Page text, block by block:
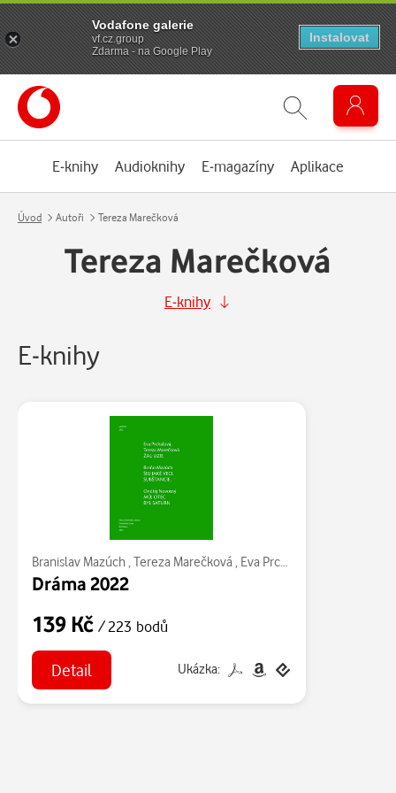
E-knihy Audioknihy E-magazíny Aplikace
Úvod Autoři Tereza Marečková
Tereza Marečková
E-knihy
E-knihy
Branislav Mazúch, Tereza Marečková , Eva Prchalová
Dráma 2022
139 Kč / 223 bodů
Detail Ukázka:
Vodafone galerie
vf.cz.group
Zdarma - na Google Play
Instalovat